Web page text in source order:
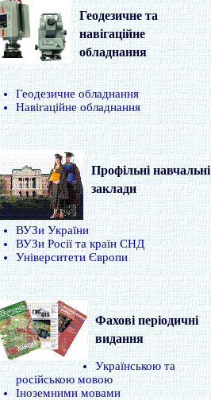
Геодезичне та
навігаційне
обладнання
Геодезичне обладнання
Навігаційне обладнання
Профільні навчальні
заклади
ВУЗи України
ВУЗи Росії та країн СНД
Університети Європи
Фахові періодичні
видання
Українською та
російською мовою
Іноземними мовами